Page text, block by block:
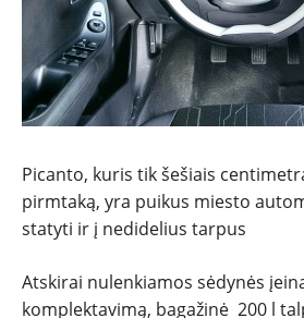
Picanto, kuris tik šešiais
pirmtaką, yra puikus miesto
statyti ir į nedidelius tarpus
Atskirai nulenkiamos sėdynės
komplektavimą, bagažinė 200 l